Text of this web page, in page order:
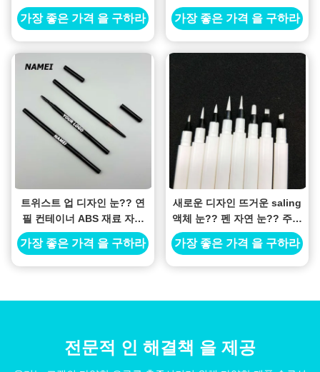
가장 좋은 가격 을 구하라
그림자 스틱 입술 라이너 용기
계획 가능한 매터
가장 좋은 가격 을 구하라
트위스트 업 디자인 눈?? 연
필 컨테이너 ABS 재료 자동
공식
가장 좋은 가격 을 구하라
새로운 디자인 뜨거운 saling
액체 눈?? 펜 자연 눈?? 주문
개인 로고 빈 액체 눈?? 연필
tu
가장 좋은 가격 을 구하라
전문적 인 해결책 을 제공